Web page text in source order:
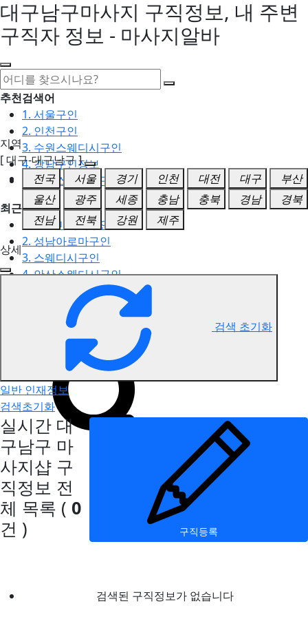
대구남구마사지 구직정보, 내 주변
구직자 정보 - 마사지알바
추천검색어
1. 서울구인
2. 인천구인
3. 수원스웨디시구인
4. 강남구인정보
5. 동탄스웨디시구인
최근검색어
1. 일산마사지구인
2. 성남아로마구인
3. 스웨디시구인
4. 안산스웨디시구인
5. 아로마구인
대구남구 마사지 구직정보
지역
[ 대구-대구남구 ]
전국
서울 경기 인천 대전 대구
부산
울산
광주 세종 충남 충북 경남
경북
전남
전북 강원
제주
상세
검색 초기화
일반 인재정보
검색초기화
실시간 대
구남구 마
사지샵 구
직정보 전
체 목록 ( 0
건 )
구직등록
검색된 구직정보가 없습니다